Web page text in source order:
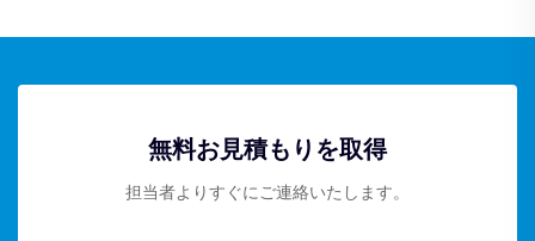
無料お見積もりを取得
担当者よりすぐにご連絡いたします。